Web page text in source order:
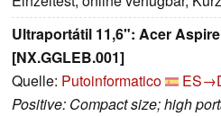
Ultraportátil 11,6": Acer
[NX.GGLEB.001]
Quelle: Putoinformatico
Positive: Compact size; high